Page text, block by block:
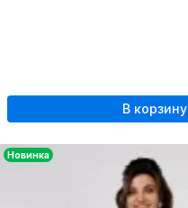
В корзину
Новинка